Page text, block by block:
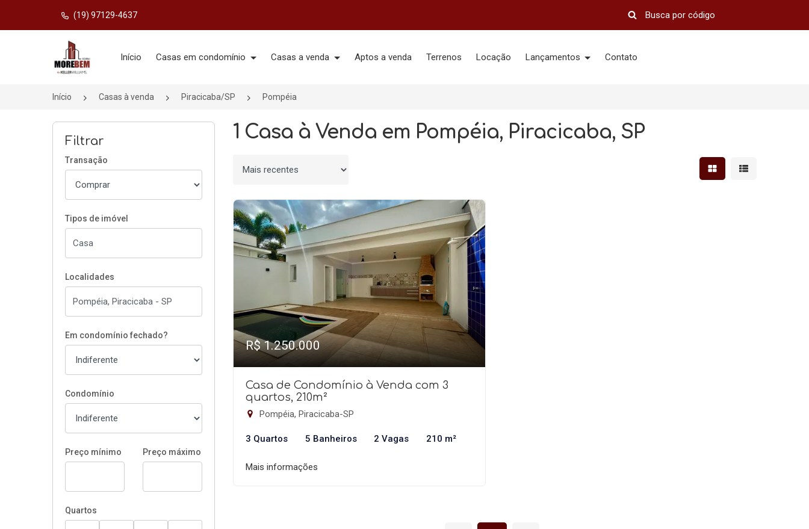
(19) 97129-4637
Página inicial
Início Casas em condomínio Casas a venda Aptos a venda Terrenos Locação Lançamentos Contato
Início Casas à venda Piracicaba/SP Pompéia
Filtrar
Transação
Tipos de imóvel
Localidades
Em condomínio fechado?
Condomínio
Preço mínimo Preço máximo
Quartos
1 Casa à Venda em Pompéia, Piracicaba, SP
Ordenar por Mostrar resultados em
Mostrar
R$ 1.250.000
Casa de Condomínio à Venda com 3
quartos, 210m²
Pompéia, Piracicaba-SP
3 Quartos 5 Banheiros 2 Vagas 210 m²
Mais informações